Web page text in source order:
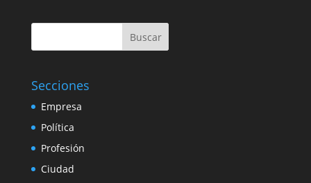
Buscar
Secciones
Empresa
Política
Profesión
Ciudad